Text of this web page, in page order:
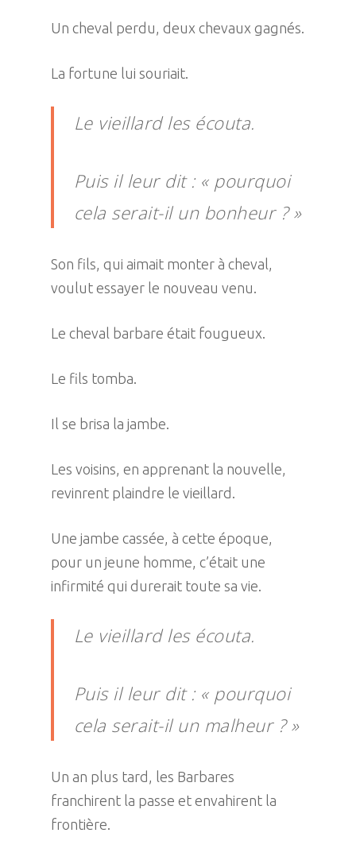
Un cheval perdu, deux chevaux gagnés.
La fortune lui souriait.
Le vieillard les écouta.
Puis il leur dit : « pourquoi
cela serait-il un bonheur ? »
Son fils, qui aimait monter à cheval,
voulut essayer le nouveau venu.
Le cheval barbare était fougueux.
Le fils tomba.
Il se brisa la jambe.
Les voisins, en apprenant la nouvelle,
revinrent plaindre le vieillard.
Une jambe cassée, à cette époque,
pour un jeune homme, c’était une
infirmité qui durerait toute sa vie.
Le vieillard les écouta.
Puis il leur dit : « pourquoi
cela serait-il un malheur ? »
Un an plus tard, les Barbares
franchirent la passe et envahirent la
frontière.